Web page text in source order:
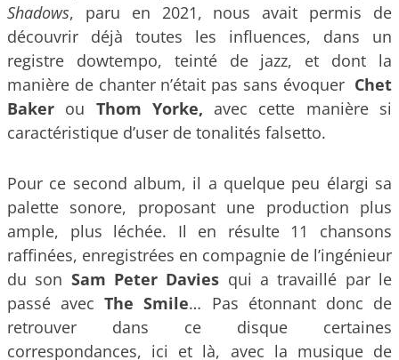
Shadows, paru en 2021, nous avait permis de
découvrir déjà toutes les influences, dans un
registre dowtempo, teinté de jazz, et dont la
manière de chanter n’était pas sans évoquer Chet
Baker ou Thom Yorke,avec cette manière si
caractéristique d’user de tonalités falsetto.
Pour ce second album, il a quelque peu élargi sa
palette sonore, proposant une production plus
ample, plus léchée. Il en résulte 11 chansons
raffinées, enregistrées en compagnie de l’ingénieur
du son Sam Peter Davies qui a travaillé par le
passé avecThe Smile… Pas étonnant donc de
retrouver dans ce disque certaines
correspondances, ici et là, avec la musique de